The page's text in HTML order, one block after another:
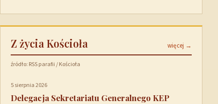
Z życia Kościoła więcej →
źródło: RSS parafii / Kościoła
5 sierpnia 2026
Delegacja Sekretariatu Generalnego KEP